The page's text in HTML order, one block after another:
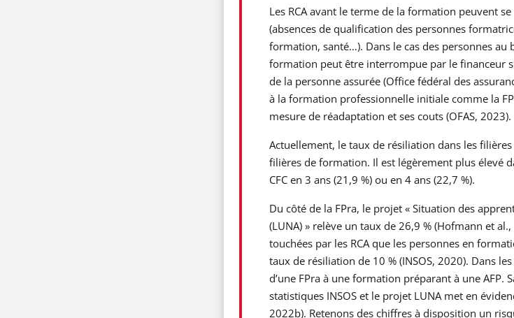
Les RCA avant le terme de la formation peuvent
(absences de qualification des personnes
formation, santé…). Dans le cas des personnes au
formation peut être interrompue par le financeur
de la personne assurée (Office fédéral des
à la formation professionnelle initiale comme la
mesure de réadaptation et ses couts (OFAS, 2023).
Actuellement, le taux de résiliation dans les
filières de formation. Il est légèrement plus élevé
CFC en 3 ans (21,9 %) ou en 4 ans (22,7 %).
Du côté de la FPra, le projet « Situation des
(LUNA) » relève un taux de 26,9 % (Hofmann et
touchées par les RCA que les personnes en
taux de résiliation de 10 % (INSOS, 2020). Dans
d’une FPra à une formation préparant à une AFP.
statistiques INSOS et le projet LUNA met en
2022b). Retenons des chiffres à disposition un